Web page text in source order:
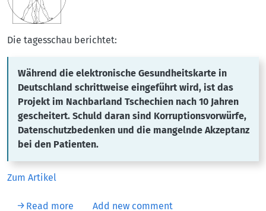
Die tagesschau berichtet:
Während die elektronische Gesundheitskarte in
Deutschland schrittweise eingeführt wird, ist das
Projekt im Nachbarland Tschechien nach 10 Jahren
gescheitert. Schuld daran sind Korruptionsvorwürfe,
Datenschutzbedenken und die mangelnde Akzeptanz
bei den Patienten.
Zum Artikel
Read more about Tschechien schafft elektronische
Add new comment